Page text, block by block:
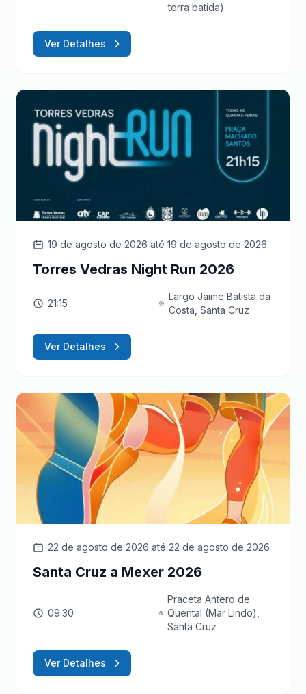
terra batida)
Ver Detalhes
19 de agosto de 2026 até 19 de agosto de 2026
Torres Vedras Night Run 2026
21:15
Largo Jaime Batista da
Costa, Santa Cruz
Ver Detalhes
22 de agosto de 2026 até 22 de agosto de 2026
Santa Cruz a Mexer 2026
09:30
Praceta Antero de
Quental (Mar Lindo),
Santa Cruz
Ver Detalhes